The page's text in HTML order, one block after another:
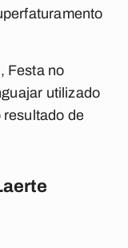
Festa no
utilizado
de